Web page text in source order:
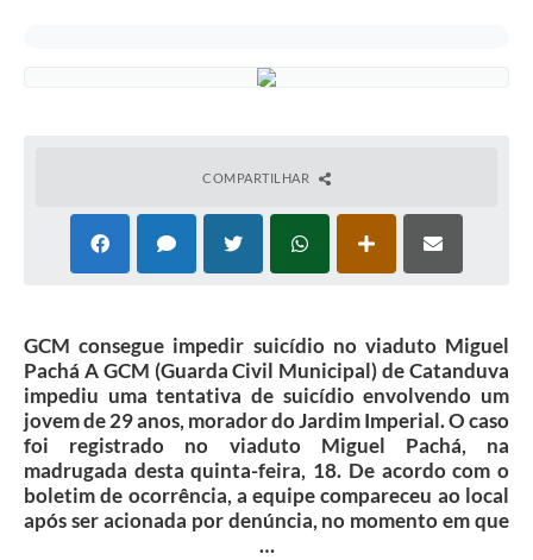
Projetos
Links
Telefones Úteis
A Prefeitura
Enquete
COMPARTILHAR
GCM consegue impedir suicídio no viaduto Miguel
Pachá A GCM (Guarda Civil Municipal) de Catanduva
impediu uma tentativa de suicídio envolvendo um
jovem de 29 anos, morador do Jardim Imperial. O caso
foi registrado no viaduto Miguel Pachá, na
madrugada desta quinta-feira, 18. De acordo com o
boletim de ocorrência, a equipe compareceu ao local
após ser acionada por denúncia, no momento em que
…